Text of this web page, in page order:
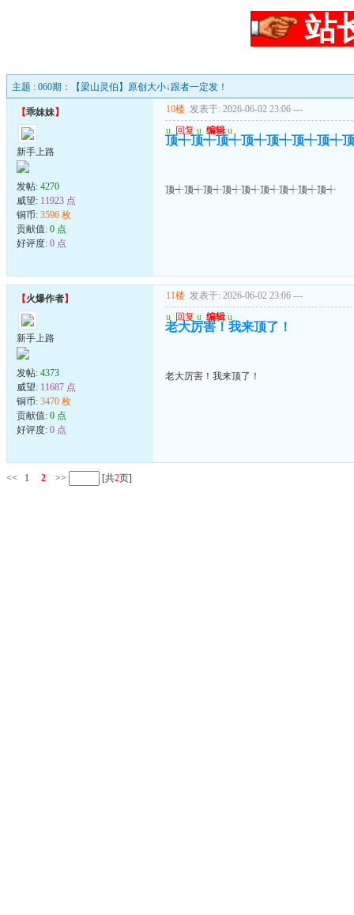
站
主题 : 060期：【梁山灵伯】原创大小↓跟者一定发！
【乖妹妹】
新手上路
发帖: 4270
威望: 11923 点
铜币: 3596 枚
贡献值: 0 点
好评度: 0 点
10楼 发表于: 2026-06-02 23:06 ---
u 回复 u 编辑 u
顶┽顶┽顶┽顶┽顶┽顶┽顶┽
顶┽顶┽顶┽顶┽顶┽顶┽顶┽顶┽顶┽
【火爆作者】
新手上路
发帖: 4373
威望: 11687 点
铜币: 3470 枚
贡献值: 0 点
好评度: 0 点
11楼 发表于: 2026-06-02 23:06 ---
u 回复 u 编辑 u
老大厉害！我来顶了！
老大厉害！我来顶了！
<< 1 2 >> [共2页]